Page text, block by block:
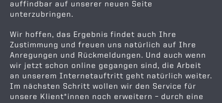
auffindbar auf unserer neuen Seite
unterzubringen.
Wir hoffen, das Ergebnis findet auch Ihre
Zustimmung und freuen uns natürlich auf Ihre
Anregungen und Rückmeldungen. Und auch wenn
wir jetzt schon online gegangen sind, die Arbeit
an unserem Internetauftritt geht natürlich weiter.
Im nächsten Schritt wollen wir den Service für
unsere Klient*innen noch erweitern – durch eine